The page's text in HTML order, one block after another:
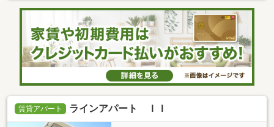
賃貸アパート ラインアパート ＩＩ